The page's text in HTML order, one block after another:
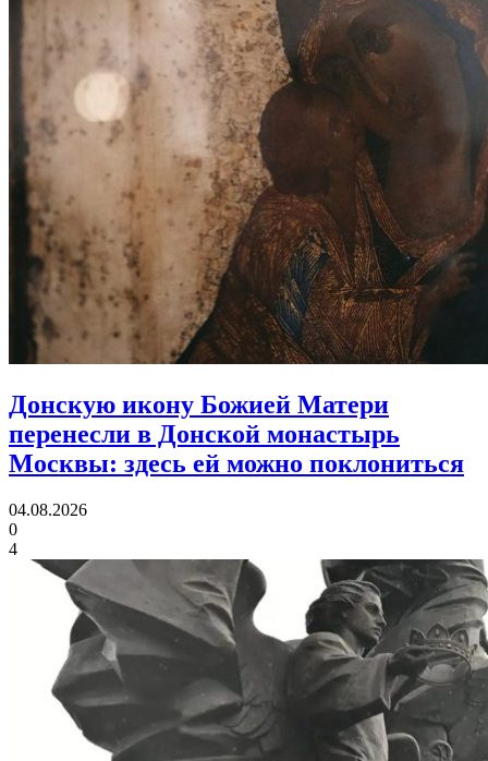
Донскую икону Божией Матери
перенесли в Донской монастырь
Москвы: здесь ей можно поклониться
04.08.2026
0
4